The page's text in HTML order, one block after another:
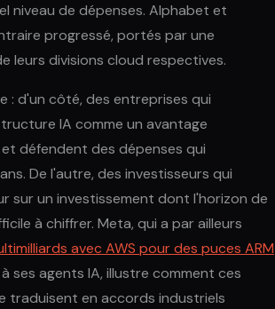
niveau de dépenses. Alphabet et
progressé, portés par une
leurs divisions cloud respectives.
: d'un côté, des entreprises qui
IA comme un avantage
défendent des dépenses qui
De l'autre, des investisseurs qui
sur un investissement dont l'horizon de
à chiffrer. Meta, qui a par ailleurs
avec AWS pour des puces ARM
ses agents IA, illustre comment ces
traduisent en accords industriels